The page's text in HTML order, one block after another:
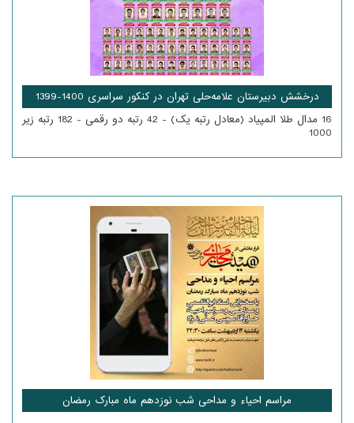
درخشش دبیرستان علامه‌حلی تهران در کنکور سراسری 1400-1399
16 مدال طلا المپیاد (معادل رتبه یک) - 42 رتبه دو رقمی - 182 رتبه زیر
1000
مراسم احیاء و مداحی شب نوزدهم ماه مبارک رمضان